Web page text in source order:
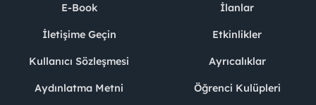
E-Book
İletişime Geçin
Kullanıcı Sözleşmesi
Aydınlatma Metni
İlanlar
Etkinlikler
Ayrıcalıklar
Öğrenci Kulüpleri